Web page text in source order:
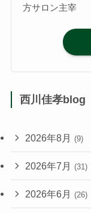
方サロン主宰
西川佳孝blog
2026年8月 (9)
2026年7月 (31)
2026年6月 (26)